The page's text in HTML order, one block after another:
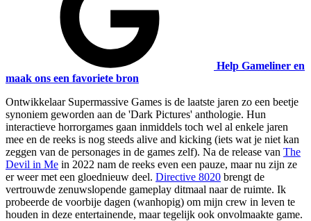
Help Gameliner en
maak ons een favoriete bron
Ontwikkelaar Supermassive Games is de laatste jaren zo een beetje
synoniem geworden aan de 'Dark Pictures' anthologie. Hun
interactieve horrorgames gaan inmiddels toch wel al enkele jaren
mee en de reeks is nog steeds alive and kicking (iets wat je niet kan
zeggen van de personages in de games zelf). Na de release van The
Devil in Me in 2022 nam de reeks even een pauze, maar nu zijn ze
er weer met een gloednieuw deel. Directive 8020 brengt de
vertrouwde zenuwslopende gameplay ditmaal naar de ruimte. Ik
probeerde de voorbije dagen (wanhopig) om mijn crew in leven te
houden in deze entertainende, maar tegelijk ook onvolmaakte game.